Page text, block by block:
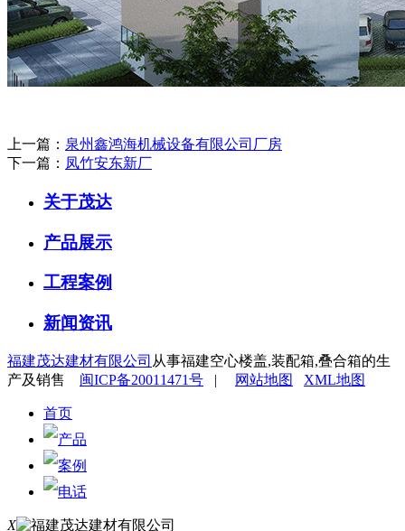
上一篇： 泉州鑫鸿海机械设备有限公司厂房
下一篇： 凤竹安东新厂
关于茂达
产品展示
工程案例
新闻资讯
福建茂达建材有限公司 从事福建空心楼盖,装配箱,叠合箱的生
产及销售 闽ICP备20011471号 | 网站地图 XML地图
首页
产品
案例
电话
X